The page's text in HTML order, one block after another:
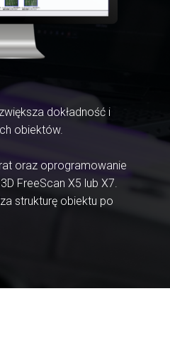
dokładność i
obiektów.
oraz oprogramowanie
FreeScan X5 lub X7.
strukturę obiektu po